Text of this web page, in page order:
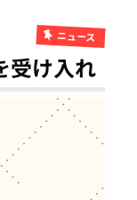
ニュース
受け入れ